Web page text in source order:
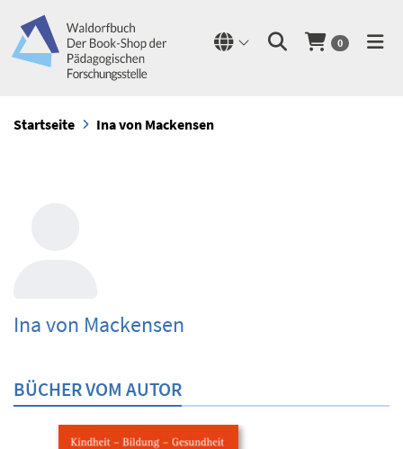
0
Startseite Ina von Mackensen
Ina von Mackensen
BÜCHER VOM AUTOR